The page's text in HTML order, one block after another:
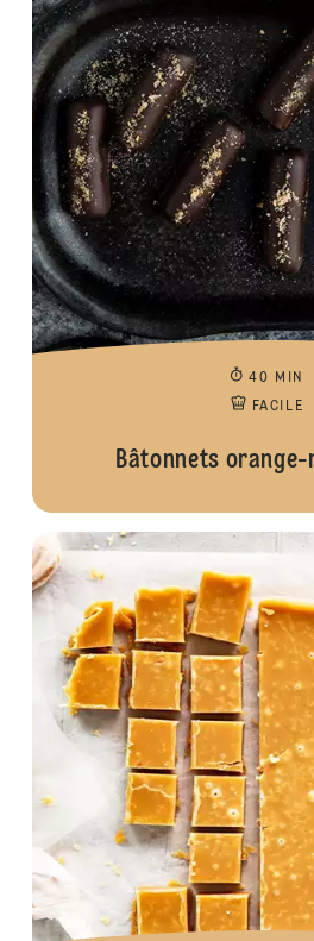
40 MIN
FACILE
Bâtonnets orange-